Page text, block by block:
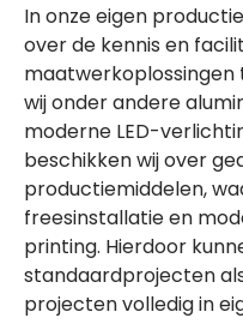
In onze eigen
over de kennis en
maatwerkoplossingen
wij onder andere
moderne LED-
beschikken wij over
productiemiddelen,
freesinstallatie en
printing. Hierdoor
standaardprojecten
projecten volledig in